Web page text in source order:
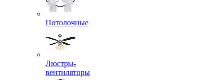
Потолочные
Люстры-
вентиляторы